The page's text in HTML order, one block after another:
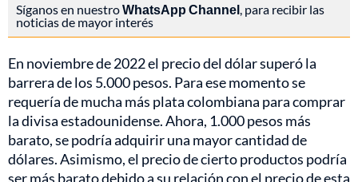
Síganos en nuestroWhatsApp Channel, para recibir las
noticias de mayor interés
En noviembre de 2022 el precio del dólar superó la
barrera de los 5.000 pesos. Para ese momento se
requería de mucha más plata colombiana para comprar
la divisa estadounidense. Ahora, 1.000 pesos más
barato, se podría adquirir una mayor cantidad de
dólares. Asimismo, el precio de cierto productos podría
ser más barato debido a su relación con el precio de esta